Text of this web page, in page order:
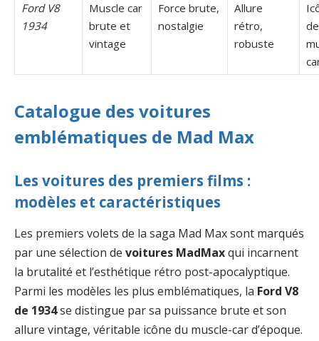
Ford V8
1934
Muscle car
brute et
vintage
Force brute,
nostalgie
Allure
rétro,
robuste
Catalogue des voitures
emblématiques de Mad Max
Les voitures des premiers films :
modèles et caractéristiques
Les premiers volets de la saga Mad Max sont marqués
par une sélection de voitures MadMaxqui incarnent
la brutalité et l’esthétique rétro post-apocalyptique.
Parmi les modèles les plus emblématiques, la Ford V8
de 1934se distingue par sa puissance brute et son
allure vintage, véritable icône du muscle-car d’époque.